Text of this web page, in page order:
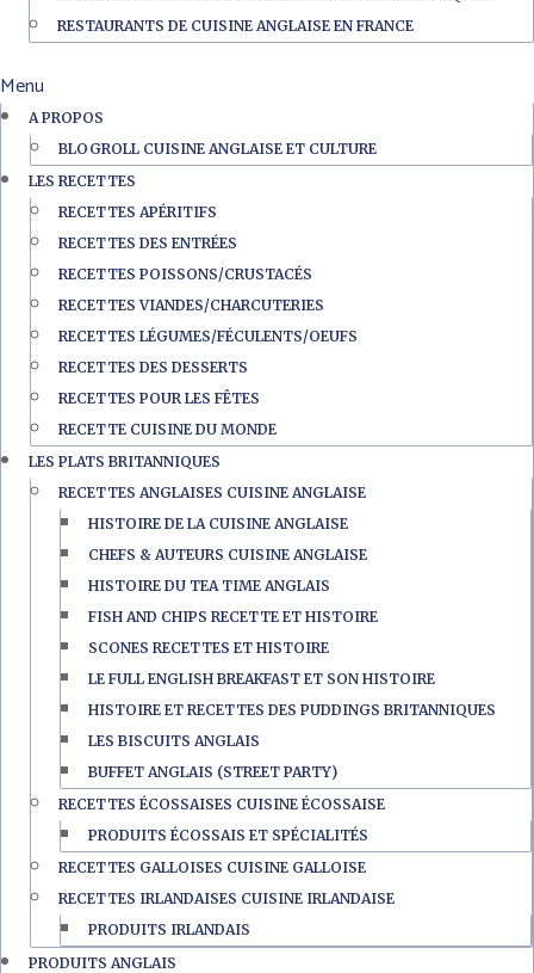
RESTAURANTS DE CUISINE ANGLAISE EN FRANCE
Menu
A PROPOS
BLOGROLL CUISINE ANGLAISE ET CULTURE
LES RECETTES
RECETTES APÉRITIFS
RECETTES DES ENTRÉES
RECETTES POISSONS/CRUSTACÉS
RECETTES VIANDES/CHARCUTERIES
RECETTES LÉGUMES/FÉCULENTS/OEUFS
RECETTES DES DESSERTS
RECETTES POUR LES FÊTES
RECETTE CUISINE DU MONDE
LES PLATS BRITANNIQUES
RECETTES ANGLAISES CUISINE ANGLAISE
HISTOIRE DE LA CUISINE ANGLAISE
CHEFS & AUTEURS CUISINE ANGLAISE
HISTOIRE DU TEA TIME ANGLAIS
FISH AND CHIPS RECETTE ET HISTOIRE
SCONES RECETTES ET HISTOIRE
LE FULL ENGLISH BREAKFAST ET SON HISTOIRE
HISTOIRE ET RECETTES DES PUDDINGS BRITANNIQUES
LES BISCUITS ANGLAIS
BUFFET ANGLAIS (STREET PARTY)
RECETTES ÉCOSSAISES CUISINE ÉCOSSAISE
PRODUITS ÉCOSSAIS ET SPÉCIALITÉS
RECETTES GALLOISES CUISINE GALLOISE
RECETTES IRLANDAISES CUISINE IRLANDAISE
PRODUITS IRLANDAIS
PRODUITS ANGLAIS